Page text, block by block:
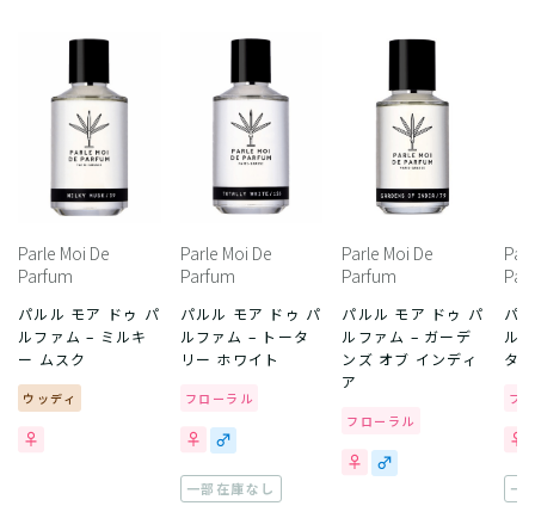
Parle Moi De
Parfum
パルル モア ドゥ パ
ルファム – ミルキ
ー ムスク
ウッディ
Parle Moi De
Parfum
パルル モア ドゥ パ
ルファム – トータ
リー ホワイト
フローラル
一部在庫なし
Parle Moi De
Parfum
パルル モア ドゥ パ
ルファム – ガーデ
ンズ オブ インディ
ア
フローラル
パ
ル
タ
フ
一